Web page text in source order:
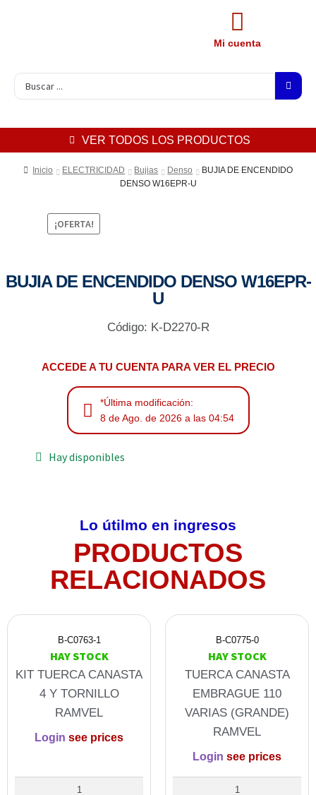
Mi cuenta
VER TODOS LOS PRODUCTOS
Inicio ELECTRICIDAD Bujias Denso
BUJIA DE ENCENDIDO
DENSO W16EPR-U
¡OFERTA!
BUJIA DE ENCENDIDO DENSO W16EPR-
U
Código: K-D2270-R
ACCEDE A TU CUENTA PARA VER EL PRECIO
*Última modificación:
8 de Ago. de 2026 a las 04:54
Hay disponibles
Lo útilmo en ingresos
PRODUCTOS
RELACIONADOS
B-C0763-1
HAY STOCK
KIT TUERCA CANASTA
4 Y TORNILLO
RAMVEL
Login see prices
B-C0775-0
HAY STOCK
TUERCA CANASTA
EMBRAGUE 110
VARIAS (GRANDE)
RAMVEL
Login see prices